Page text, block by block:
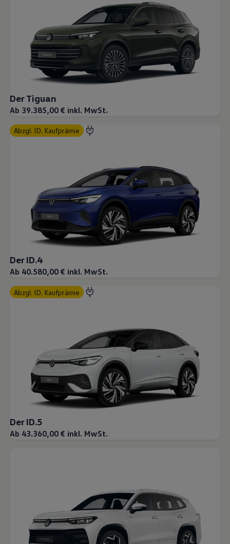
Der Tiguan
Ab 39.385,00 € inkl. MwSt.
abzgl. ID. Kaufprämie
Der ID.4
Ab 40.580,00 € inkl. MwSt.
abzgl. ID. Kaufprämie
Der ID.5
Ab 43.360,00 € inkl. MwSt.